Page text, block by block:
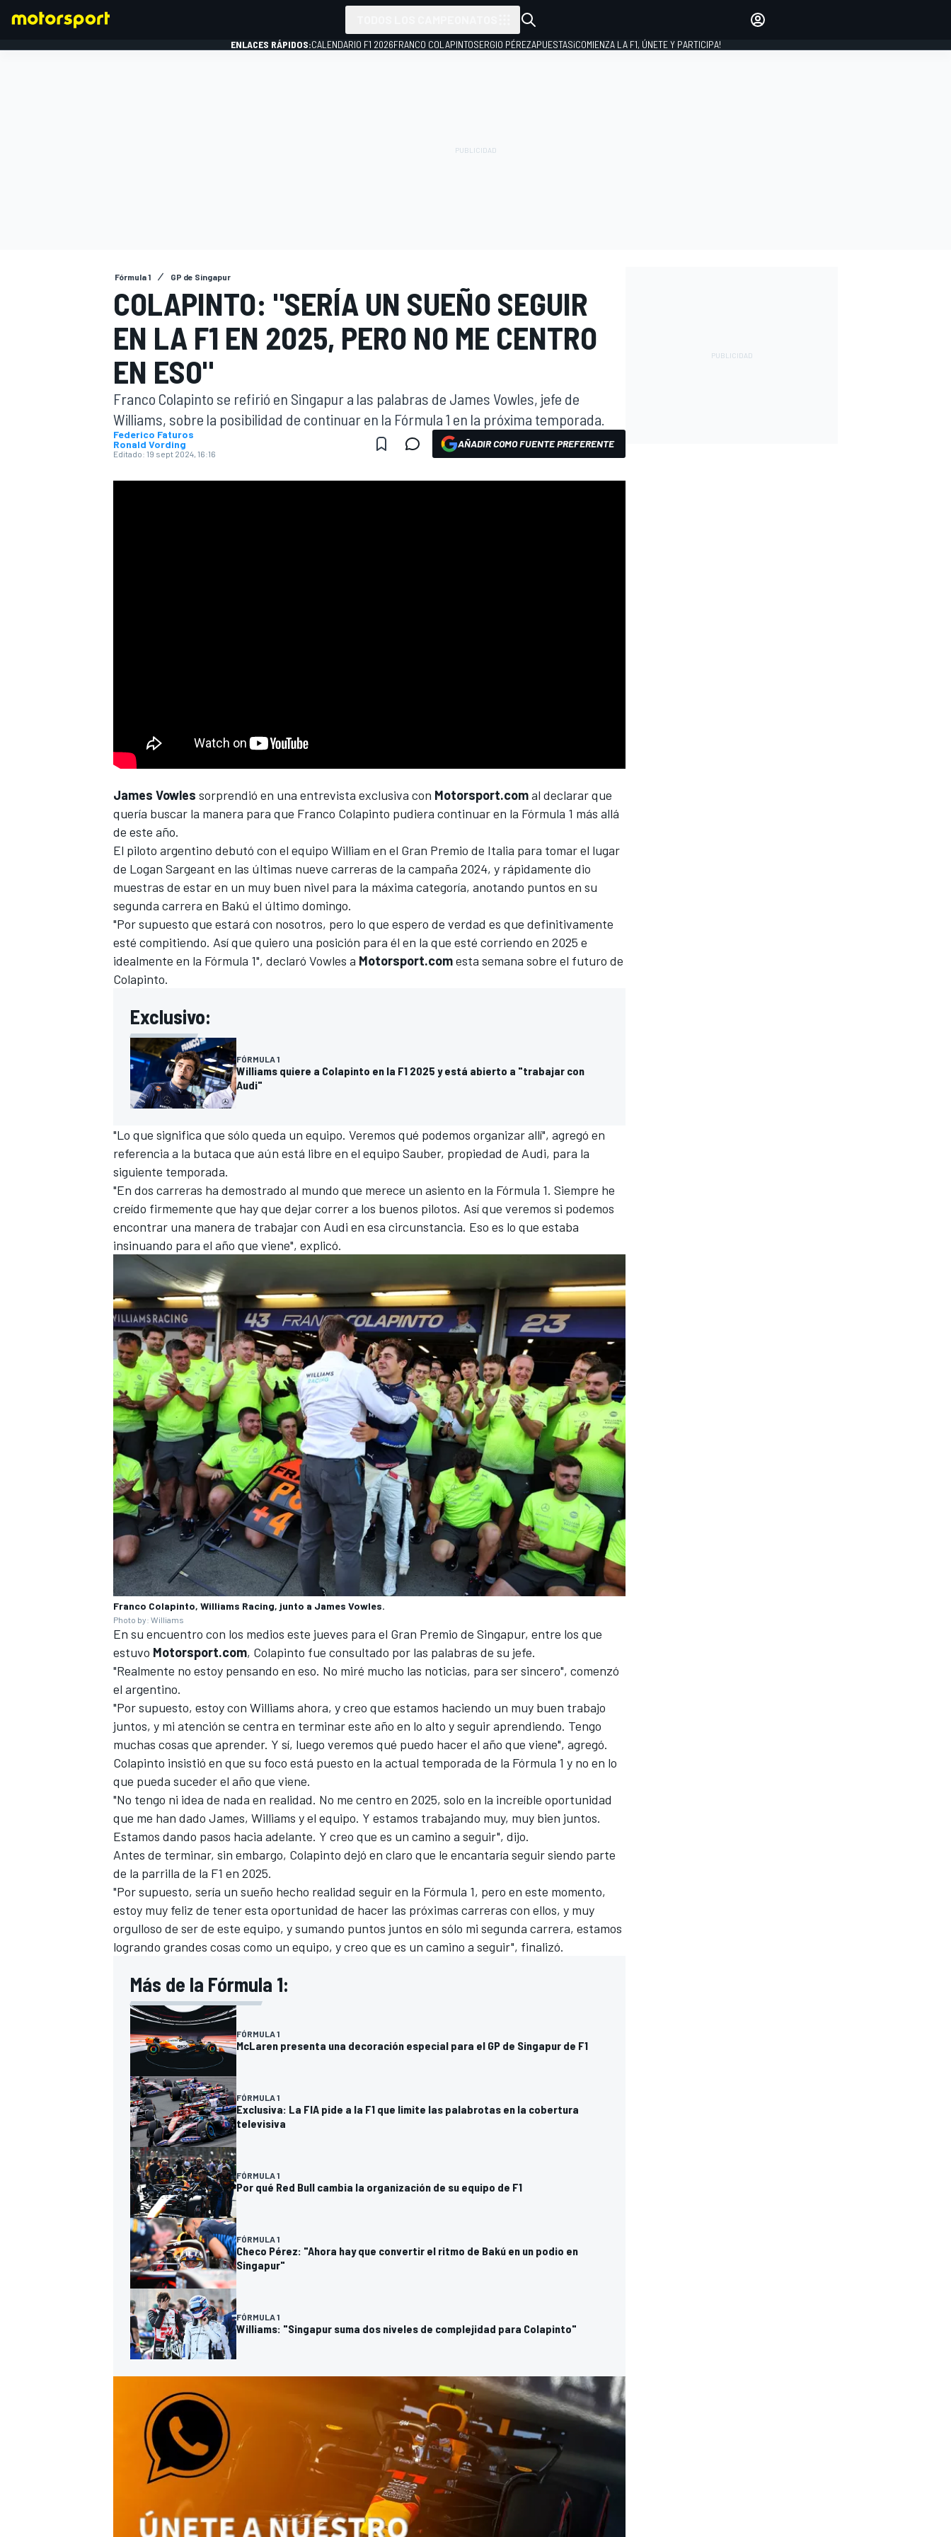
INDYCAR
NASCAR CUP
WRC
MÁS CATEGORÍAS
INICIAR SESIÓN
ENLACES RÁPIDOS:CALENDARIO F1 2026FRANCO COLAPINTOSERGIO PÉREZAPUESTAS¡COMIENZA LA F1, ÚNETE Y PARTICIPA!
Fórmula 1 GP de Singapur
COLAPINTO: "SERÍA UN SUEÑO SEGUIR
EN LA F1 EN 2025, PERO NO ME CENTRO
EN ESO"
Franco Colapinto se refirió en Singapur a las palabras de James Vowles, jefe de
Williams, sobre la posibilidad de continuar en la Fórmula 1 en la próxima temporada.
Federico Faturos
Ronald Vording
Editado: 19 sept 2024, 16:16
AÑADIR COMO FUENTE PREFERENTE
James Vowles sorprendió en una entrevista exclusiva con Motorsport.comal declarar que
quería buscar la manera para que Franco Colapinto pudiera continuar en la Fórmula 1 más allá
de este año.
El piloto argentino debutó con el equipo William en el Gran Premio de Italia para tomar el lugar
de Logan Sargeant en las últimas nueve carreras de la campaña 2024, y rápidamente dio
muestras de estar en un muy buen nivel para la máxima categoría, anotando puntos en su
segunda carrera en Bakú el último domingo.
"Por supuesto que estará con nosotros, pero lo que espero de verdad es que definitivamente
esté compitiendo. Así que quiero una posición para él en la que esté corriendo en 2025 e
idealmente en la Fórmula 1", declaró Vowles a Motorsport.comesta semana sobre el futuro de
Colapinto.
Exclusivo:
FÓRMULA 1
Williams quiere a Colapinto en la F1 2025 y está abierto a "trabajar con
Audi"
"Lo que significa que sólo queda un equipo. Veremos qué podemos organizar allí", agregó en
referencia a la butaca que aún está libre en el equipo Sauber, propiedad de Audi, para la
siguiente temporada.
"En dos carreras ha demostrado al mundo que merece un asiento en la Fórmula 1. Siempre he
creído firmemente que hay que dejar correr a los buenos pilotos. Así que veremos si podemos
encontrar una manera de trabajar con Audi en esa circunstancia. Eso es lo que estaba
insinuando para el año que viene", explicó.
Franco Colapinto, Williams Racing, junto a James Vowles.
Photo by: Williams
En su encuentro con los medios este jueves para el Gran Premio de Singapur, entre los que
estuvo Motorsport.com, Colapinto fue consultado por las palabras de su jefe.
"Realmente no estoy pensando en eso. No miré mucho las noticias, para ser sincero", comenzó
el argentino.
"Por supuesto, estoy con Williams ahora, y creo que estamos haciendo un muy buen trabajo
juntos, y mi atención se centra en terminar este año en lo alto y seguir aprendiendo. Tengo
muchas cosas que aprender. Y sí, luego veremos qué puedo hacer el año que viene", agregó.
Colapinto insistió en que su foco está puesto en la actual temporada de la Fórmula 1 y no en lo
que pueda suceder el año que viene.
"No tengo ni idea de nada en realidad. No me centro en 2025, solo en la increíble oportunidad
que me han dado James, Williams y el equipo. Y estamos trabajando muy, muy bien juntos.
Estamos dando pasos hacia adelante. Y creo que es un camino a seguir", dijo.
Antes de terminar, sin embargo, Colapinto dejó en claro que le encantaría seguir siendo parte
de la parrilla de la F1 en 2025.
"Por supuesto, sería un sueño hecho realidad seguir en la Fórmula 1, pero en este momento,
estoy muy feliz de tener esta oportunidad de hacer las próximas carreras con ellos, y muy
orgulloso de ser de este equipo, y sumando puntos juntos en sólo mi segunda carrera, estamos
logrando grandes cosas como un equipo, y creo que es un camino a seguir", finalizó.
Más de la Fórmula 1:
FÓRMULA 1
McLaren presenta una decoración especial para el GP de Singapur de F1
FÓRMULA 1
Exclusiva: La FIA pide a la F1 que limite las palabrotas en la cobertura
televisiva
FÓRMULA 1
Por qué Red Bull cambia la organización de su equipo de F1
FÓRMULA 1
Checo Pérez: "Ahora hay que convertir el ritmo de Bakú en un podio en
Singapur"
FÓRMULA 1
Williams: "Singapur suma dos niveles de complejidad para Colapinto"